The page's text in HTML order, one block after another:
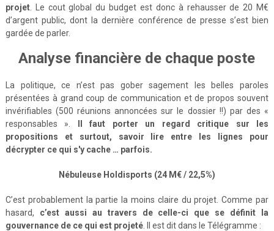
projet. Le cout global du budget est donc à rehausser de 20 M€
d’argent public, dont la dernière conférence de presse s’est bien
gardée de parler.
Analyse financière de chaque poste
La politique, ce n’est pas gober sagement les belles paroles
présentées à grand coup de communication et de propos souvent
invérifiables (500 réunions annoncées sur le dossier !!) par des «
responsables ».
Il faut porter un regard critique sur les
propositions et surtout, savoir lire entre les lignes pour
décrypter ce qui s'y cache … parfois.
Nébuleuse Holdisports (24 M€ / 22,5%)
C’est probablement la partie la moins claire du projet. Comme par
hasard, c’est aussi au travers de celle-ci que se définit la
gouvernance de ce qui est projeté. Il est dit dans le Télégramme :